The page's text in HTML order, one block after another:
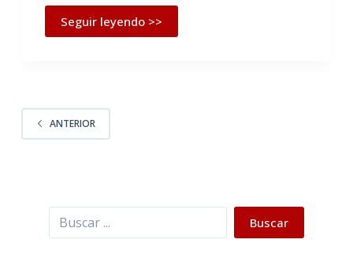
Seguir leyendo >>
ANTERIOR
Buscar Buscar